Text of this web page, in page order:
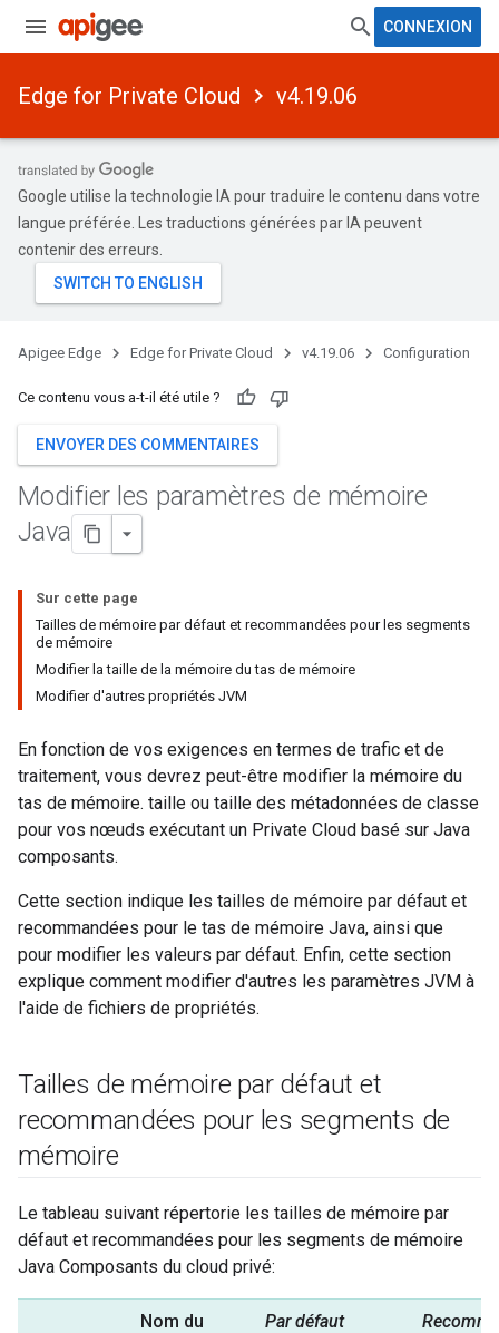
CONNEXION
Edge for Private Cloud v4.19.06
Google utilise la technologie IA pour traduire le contenu dans votre
langue préférée. Les traductions générées par IA peuvent
contenir des erreurs.
Apigee Edge Edge for Private Cloud v4.19.06 Configuration
Ce contenu vous a-t-il été utile ?
ENVOYER DES COMMENTAIRES
Modifier les paramètres de mémoire
Java
Sur cette page
Tailles de mémoire par défaut et recommandées pour les segments
de mémoire
Modifier la taille de la mémoire du tas de mémoire
Modifier d'autres propriétés JVM
En fonction de vos exigences en termes de trafic et de
traitement, vous devrez peut-être modifier la mémoire du
tas de mémoire. taille ou taille des métadonnées de classe
pour vos nœuds exécutant un Private Cloud basé sur Java
composants.
Cette section indique les tailles de mémoire par défaut et
recommandées pour le tas de mémoire Java, ainsi que
pour modifier les valeurs par défaut. Enfin, cette section
explique comment modifier d'autres les paramètres JVM à
l'aide de fichiers de propriétés.
Tailles de mémoire par défaut et
recommandées pour les segments de
mémoire
Le tableau suivant répertorie les tailles de mémoire par
défaut et recommandées pour les segments de mémoire
Java Composants du cloud privé:
Nom du
Par défaut